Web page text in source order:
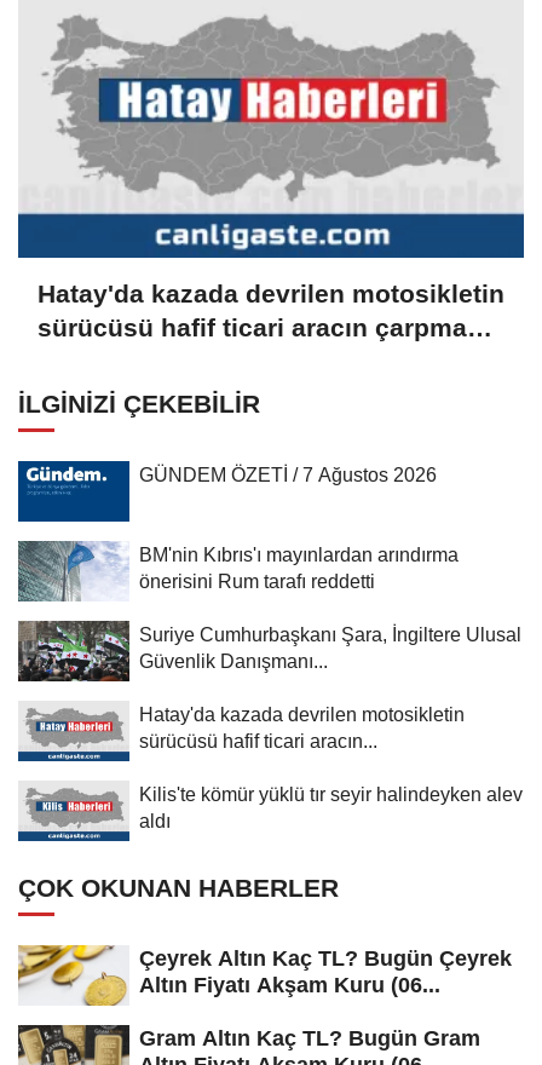
Hatay'da kazada devrilen motosikletin
sürücüsü hafif ticari aracın çarpması
İLGINIZI ÇEKEBILIR
GÜNDEM ÖZETİ / 7 Ağustos 2026
BM'nin Kıbrıs'ı mayınlardan arındırma
önerisini Rum tarafı reddetti
Suriye Cumhurbaşkanı Şara, İngiltere Ulusal
Güvenlik Danışmanı...
Hatay'da kazada devrilen motosikletin
sürücüsü hafif ticari aracın...
Kilis'te kömür yüklü tır seyir halindeyken alev
aldı
ÇOK OKUNAN HABERLER
Çeyrek Altın Kaç TL? Bugün Çeyrek
Altın Fiyatı Akşam Kuru (06...
Gram Altın Kaç TL? Bugün Gram